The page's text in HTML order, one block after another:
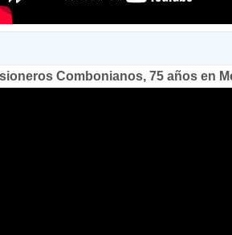
Combonianos, 75 años en